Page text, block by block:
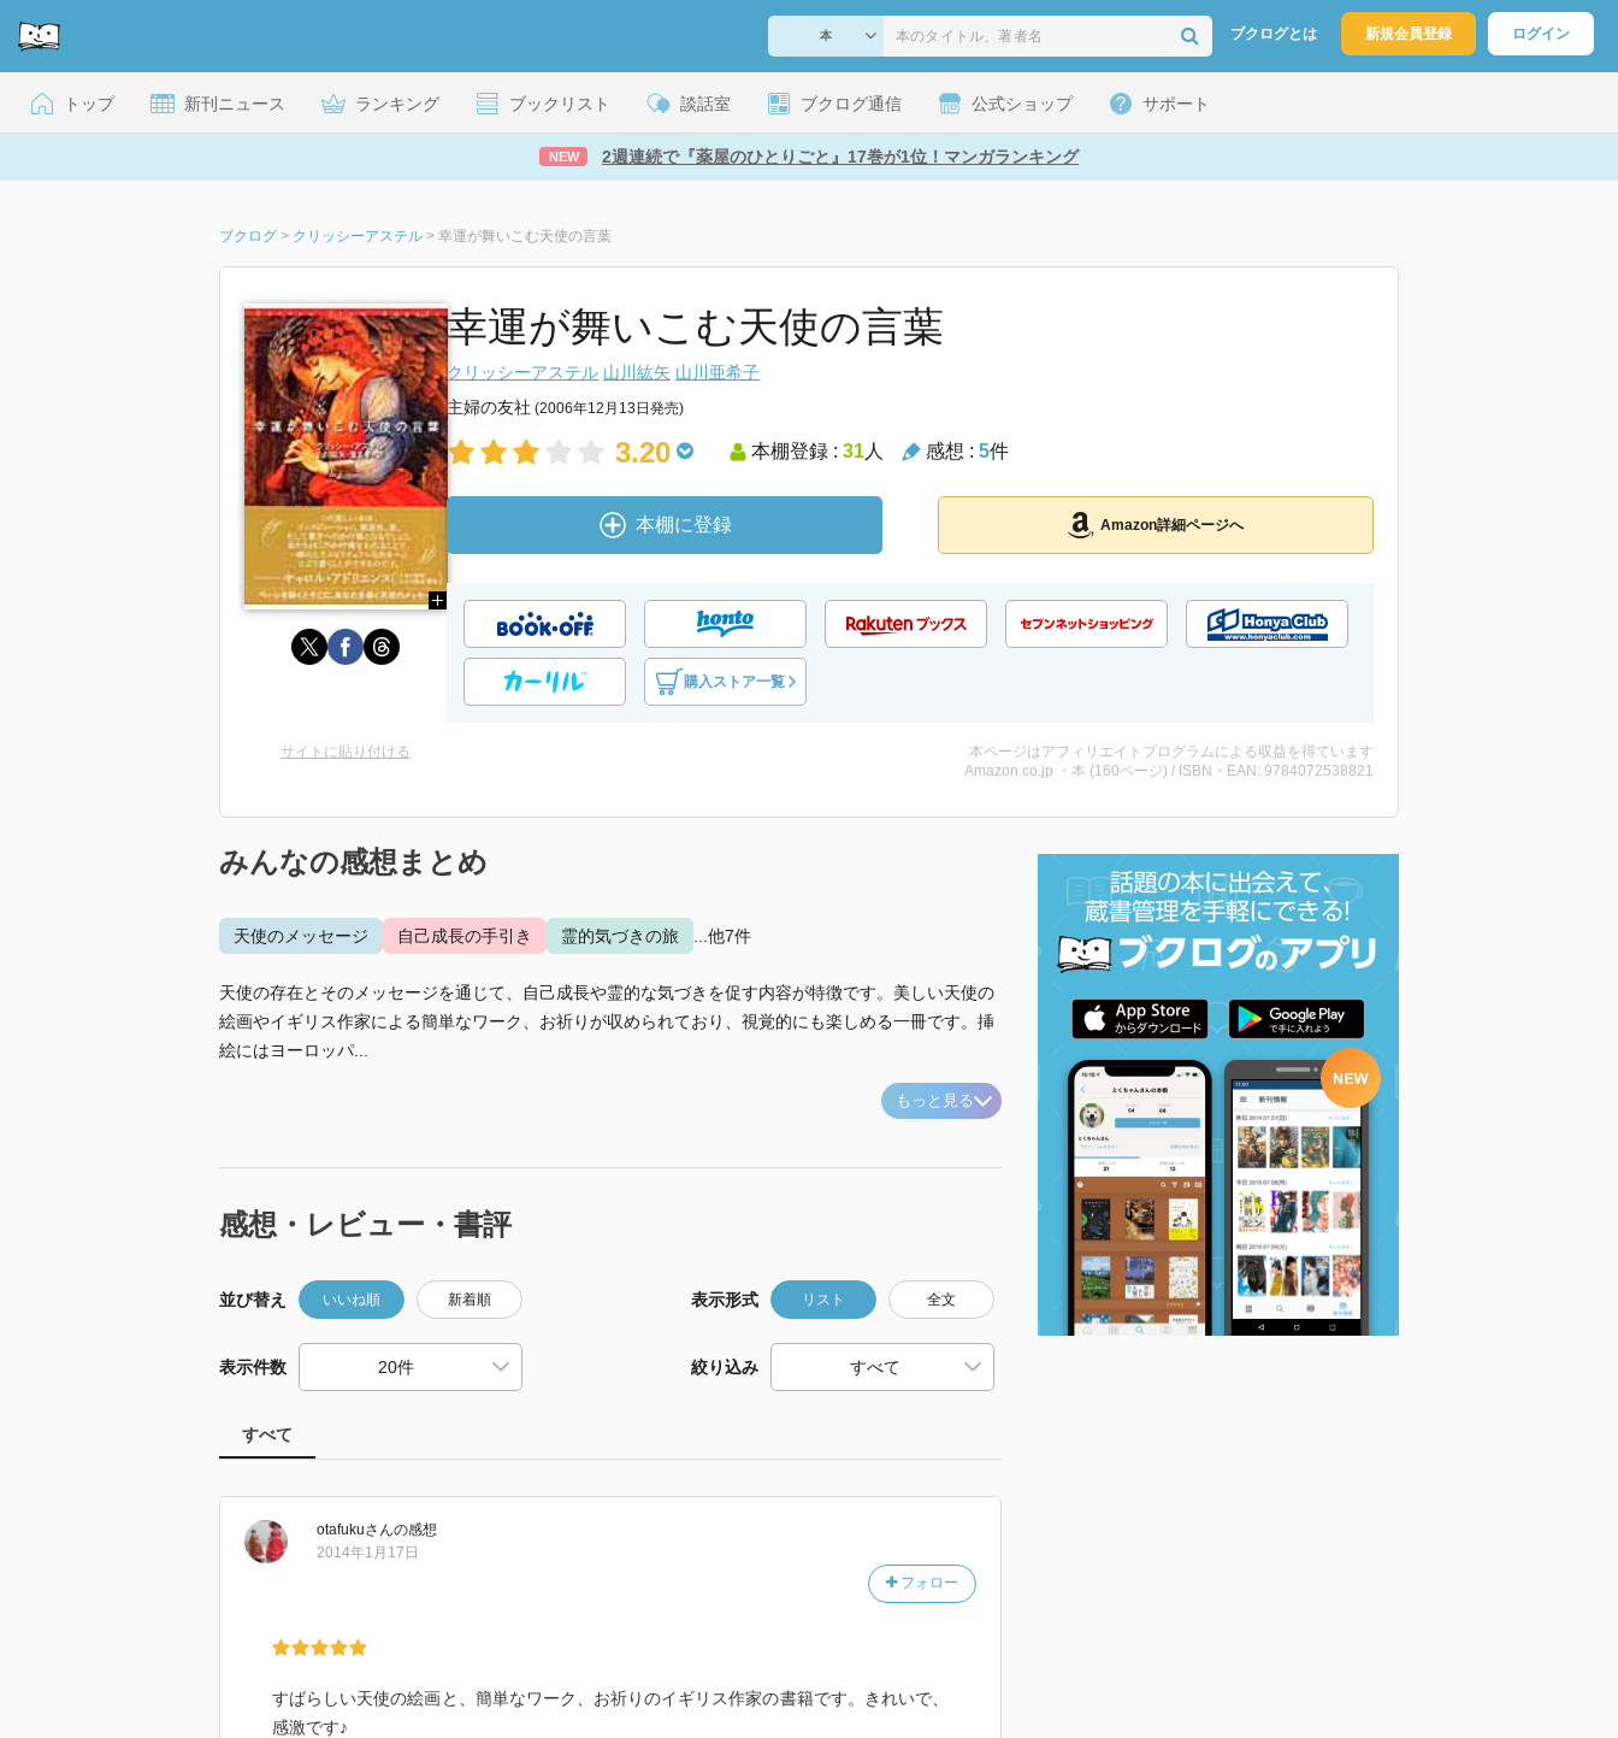
ブクログとは 新規会員登録 ログイン
トップ 新刊ニュース ランキング ブックリスト 談話室 ブクログ通信 公式ショップ サポート
NEW 2週連続で『薬屋のひとりごと』17巻が1位！マンガランキング
ブクログ > クリッシーアステル > 幸運が舞いこむ天使の言葉
幸運が舞いこむ天使の言葉
クリッシーアステル 山川紘矢 山川亜希子
主婦の友社 (2006年12月13日発売)
3.20 本棚登録 : 31人 感想 : 5件
本棚に登録 Amazon詳細ページへ
購入ストア一覧
サイトに貼り付ける
本ページはアフィリエイトプログラムによる収益を得ています
Amazon.co.jp ・本 (160ページ) / ISBN・EAN: 9784072538821
みんなの感想まとめ
天使のメッセージ 自己成長の手引き 霊的気づきの旅 ...他7件
天使の存在とそのメッセージを通じて、自己成長や霊的な気づきを促す内容が特徴です。美しい天使の
絵画やイギリス作家による簡単なワーク、お祈りが収められており、視覚的にも楽しめる一冊です。挿
絵にはヨーロッパ...
もっと見る
感想・レビュー・書評
並び替え いいね順 新着順 表示形式 リスト 全文
表示件数 絞り込み
すべて
otafukuさんの感想
フォロー
2014年1月17日
すばらしい天使の絵画と、簡単なワーク、お祈りのイギリス作家の書籍です。きれいで、
感激です♪